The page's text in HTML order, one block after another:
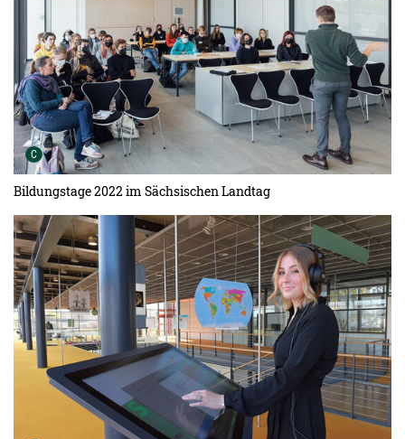
C Urheber der Grafik:
Bildungstage 2022 im Sächsischen Landtag